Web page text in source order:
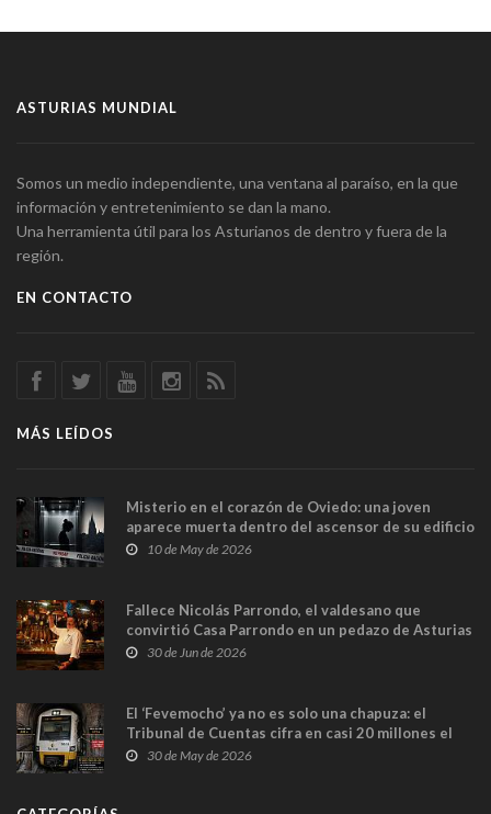
ASTURIAS MUNDIAL
Somos un medio independiente, una ventana al paraíso, en la que
información y entretenimiento se dan la mano.
Una herramienta útil para los Asturianos de dentro y fuera de la
región.
EN CONTACTO
MÁS LEÍDOS
Misterio en el corazón de Oviedo: una joven
aparece muerta dentro del ascensor de su edificio
y las cámaras captan sus últimos minutos
10 de May de 2026
Fallece Nicolás Parrondo, el valdesano que
convirtió Casa Parrondo en un pedazo de Asturias
en Madrid
30 de Jun de 2026
El ‘Fevemocho’ ya no es solo una chapuza: el
Tribunal de Cuentas cifra en casi 20 millones el
sobrecoste de los trenes que no cabían por los
30 de May de 2026